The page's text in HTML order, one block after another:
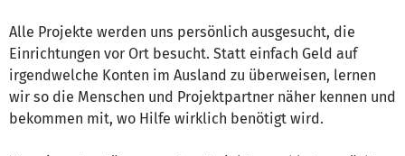
Alle Projekte werden uns persönlich ausgesucht, die
Einrichtungen vor Ort besucht. Statt einfach Geld auf
irgendwelche Konten im Ausland zu überweisen, lernen
wir so die Menschen und Projektpartner näher kennen und
bekommen mit, wo Hilfe wirklich benötigt wird.